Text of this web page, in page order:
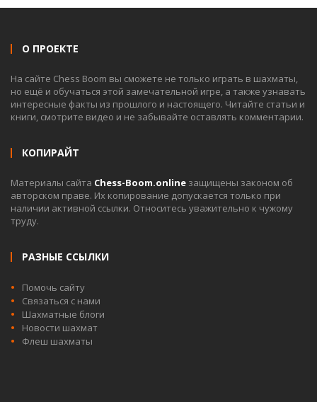
О ПРОЕКТЕ
На сайте Chess Boom вы сможете не только играть в шахматы,
но ещё и обучаться этой замечательной игре, а также узнавать
интересные факты из прошлого и настоящего. Читайте статьи и
книги, смотрите видео и не забывайте оставлять комментарии.
КОПИРАЙТ
Материалы сайта Chess-Boom.online защищены законом об
авторском праве. Их копирование допускается только при
наличии активной ссылки. Относитесь уважительно к чужому
труду.
РАЗНЫЕ ССЫЛКИ
Помочь сайту
Связаться с нами
Шахматные блоги
Новости шахмат
Флеш шахматы